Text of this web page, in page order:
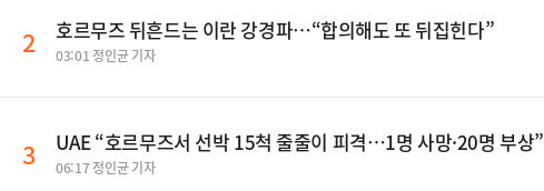
2 호르무즈 뒤흔드는 이란 강경파…“합의해도 또 뒤집힌다”
03:01 정인균 기자
3 UAE “호르무즈서 선박 15척 줄줄이 피격…1명 사망·20명 부상”
06:17 정인균 기자